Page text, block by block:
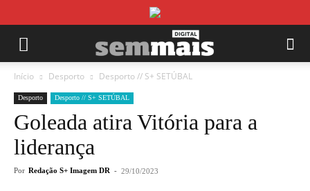
Início Desporto Desporto // S+ SETÚBAL
Desporto Desporto // S+ SETÚBAL
Goleada atira Vitória para a
liderança
Por Redação S+ Imagem DR - 29/10/2023